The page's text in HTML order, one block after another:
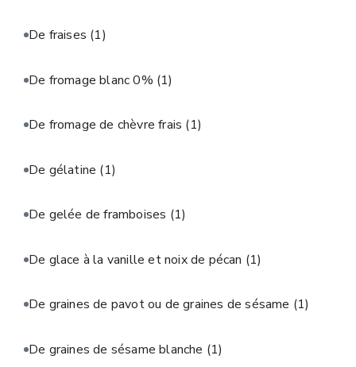
De fraises (1)
De fromage blanc 0% (1)
De fromage de chèvre frais (1)
De gélatine (1)
De gelée de framboises (1)
De glace à la vanille et noix de pécan (1)
De graines de pavot ou de graines de sésame (1)
De graines de sésame blanche (1)